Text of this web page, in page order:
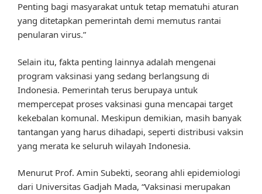
Penting bagi masyarakat untuk tetap mematuhi aturan
yang ditetapkan pemerintah demi memutus rantai
penularan virus.”
Selain itu, fakta penting lainnya adalah mengenai
program vaksinasi yang sedang berlangsung di
Indonesia. Pemerintah terus berupaya untuk
mempercepat proses vaksinasi guna mencapai target
kekebalan komunal. Meskipun demikian, masih banyak
tantangan yang harus dihadapi, seperti distribusi vaksin
yang merata ke seluruh wilayah Indonesia.
Menurut Prof. Amin Subekti, seorang ahli epidemiologi
dari Universitas Gadjah Mada, “Vaksinasi merupakan